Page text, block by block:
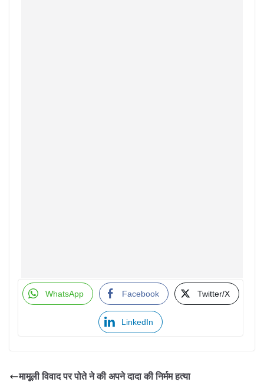
WhatsApp Facebook Twitter/X
LinkedIn
मामूली विवाद पर पोते ने की अपने दादा की निर्मम हत्या